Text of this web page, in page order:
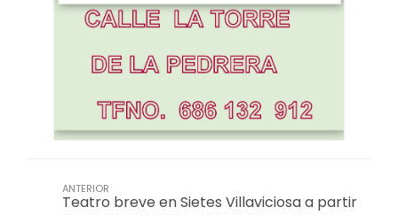
ANTERIOR
Teatro breve en Sietes Villaviciosa a partir